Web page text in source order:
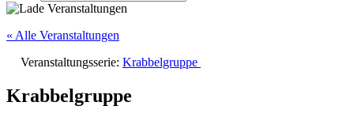
« Alle Veranstaltungen
Veranstaltungsserie: Krabbelgruppe
Krabbelgruppe